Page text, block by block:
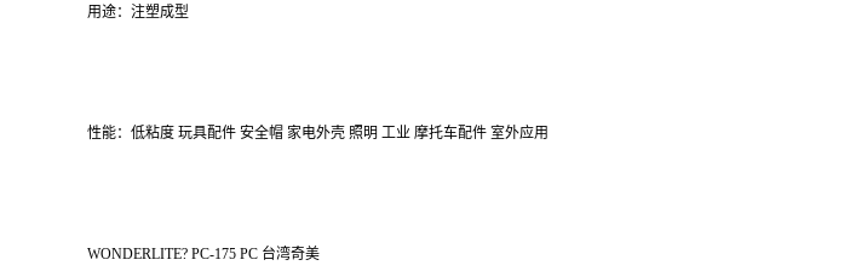
用途：注塑成型
性能：低粘度 玩具配件 安全帽 家电外壳 照明 工业 摩托车配件 室外应用
WONDERLITE? PC-175 PC 台湾奇美